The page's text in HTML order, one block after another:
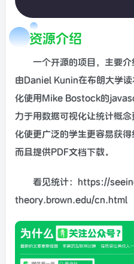
资源介绍
一个开源的项目，主要介
由Daniel Kunin在布朗大学
化使用Mike Bostock的
力于用数据可视化让统计概
化使更广泛的学生更容易获得
而且提供PDF文档下载。
看见统计：https://
theory.brown.edu/cn.html